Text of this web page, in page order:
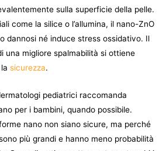
sulla superficie della pelle.
come la silice o l’allumina, il nano-ZnO
dannosi né induce stress ossidativo. Il
una migliore spalmabilità si ottiene
sicurezza.
pediatrici raccomanda
per i bambini, quando possibile.
nano non siano sicure, ma perché
più grandi e hanno meno probabilità